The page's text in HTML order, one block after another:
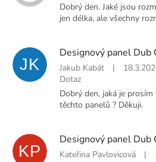
Dobrý den. Jaké jsou
jen délka, ale všechny
JK
Designový panel
Jakub Kabát |
Dotaz
Dobrý den, jaká je
těchto panelů ? Děkuji.
KP Kateřina Pavlovicová |